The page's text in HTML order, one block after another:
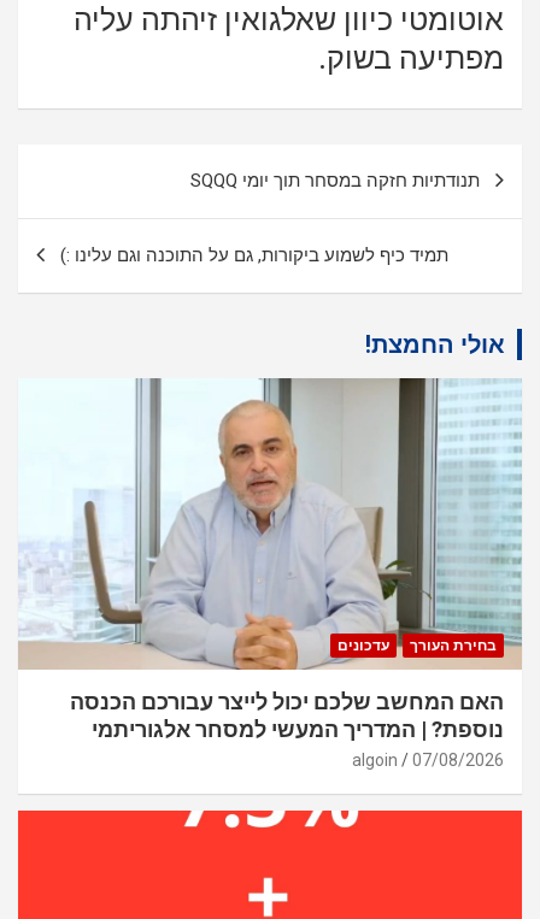
אוטומטי כיוון שאלגואין זיהתה עליה
מפתיעה בשוק.
תנודתיות חזקה במסחר תוך יומי SQQQ
תמיד כיף לשמוע ביקורות, גם על התוכנה וגם עלינו :)
אולי החמצת!
בחירת העורך עדכונים
האם המחשב שלכם יכול לייצר עבורכם הכנסה
נוספת? | המדריך המעשי למסחר אלגוריתמי
07/08/2026
algoin